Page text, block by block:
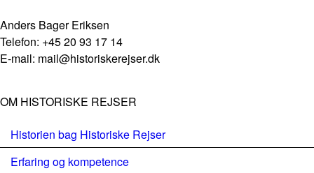
Anders Bager Eriksen
Telefon: +45 20 93 17 14
E-mail: mail@historiskerejser.dk
OM HISTORISKE REJSER
Historien bag Historiske Rejser
Erfaring og kompetence